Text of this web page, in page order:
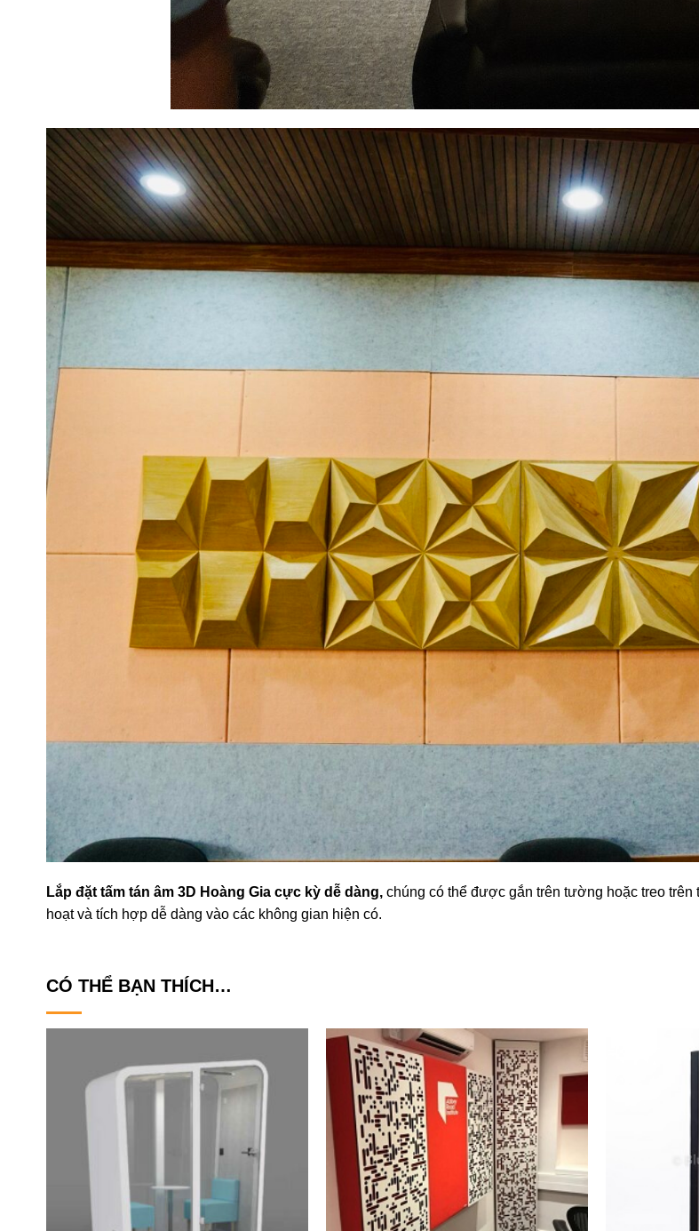
Lắp đặt tấm tán âm 3D Hoàng Gia cực kỳ dễ dàng, chúng có thể được gắn trên tường hoặc treo
hoạt và tích hợp dễ dàng vào các không gian hiện có.
CÓ THỂ BẠN THÍCH…